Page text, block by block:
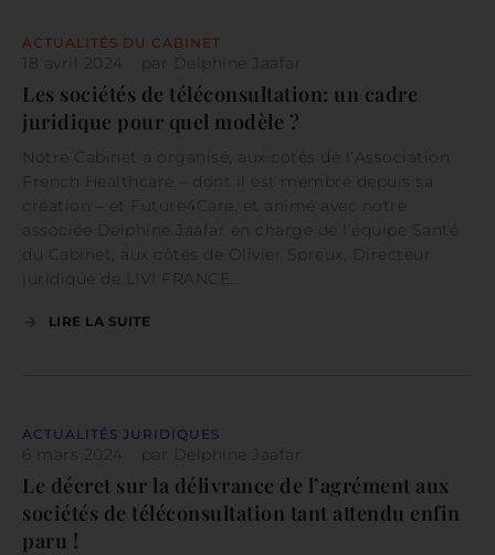
ACTUALITÉS DU CABINET
18 avril 2024 par Delphine Jaafar
Les sociétés de téléconsultation: un cadre
juridique pour quel modèle ?
Notre Cabinet a organisé, aux cotés de l’Association
French Healthcare – dont il est membre depuis sa
création – et Future4Care, et animé avec notre
associée Delphine Jaafar en charge de l’équipe Santé
du Cabinet, aux côtés de Olivier Spreux, Directeur
juridique de LIVI FRANCE…
LIRE LA SUITE
ACTUALITÉS JURIDIQUES
6 mars 2024 par Delphine Jaafar
Le décret sur la délivrance de l’agrément aux
sociétés de téléconsultation tant attendu enfin
paru !